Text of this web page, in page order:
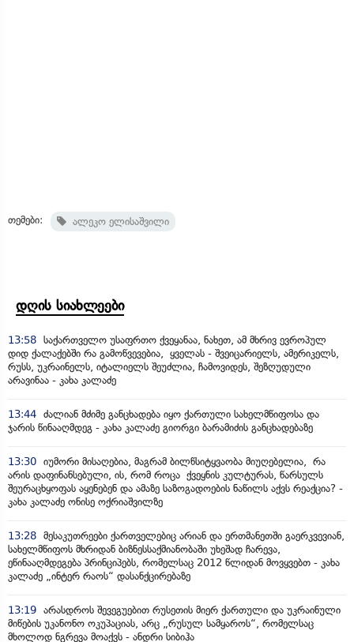
თემები: ალეკო ელისაშვილი
დღის სიახლეები
13:58 საქართველო უსაფრთო ქვეყანაა, ნახეთ, ამ მხრივ ევროპულ
დიდ ქალაქებში რა გამოწვევებია, ყველას - შვეიცარიელს, ამერიკელს,
რუსს, უკრაინელს, იტალიელს შეუძლია, ჩამოვიდეს, შეზღუდული
არავინაა - კახა კალაძე
13:44 ძალიან მძიმე განცხადება იყო ქართული სახელმწიფოსა და
ჯარის წინააღმდეგ - კახა კალაძე გიორგი ბარამიძის განცხადებაზე
13:30 იუმორი მისაღებია, მაგრამ ბილწსიტყვაობა მიუღებელია, რა
არის დაფინანსებული, ის, რომ როცა ქვეყნის კულტურას, წარსულს
შეურაცხყოფას აყენებენ და ამაზე საზოგადოების ნაწილს აქვს რეაქცია? -
კახა კალაძე ონისე ოქრიაშვილზე
13:28 მესაკუთრეები ქართველებიც არიან და ერთმანეთში გაერკვევიან,
სახელმწიფოს მხრიდან ბიზნესსაქმიანობაში უხეშად ჩარევა,
ეწინააღმდეგება პრინციპებს, რომელსაც 2012 წლიდან მოვყვებთ - კახა
კალაძე „ინტერ რაოს“ დასანქცირებაზე
13:19 არასდროს შევეგუებით რუსეთის მიერ ქართული და უკრაინული
მიწების უკანონო ოკუპაციას, არც „რუსულ სამყაროს“, რომელსაც
მხოლოდ ნგრევა მოაქვს - ანდრი სიბიჰა